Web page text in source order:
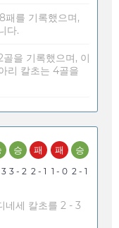
패를 기록했으며,
다.
을 기록했으며, 이
리 칼초는 4골을
승
3 - 2
패
2 - 1
패
1 - 0
승
2 - 1
네세 칼초를 2 - 3